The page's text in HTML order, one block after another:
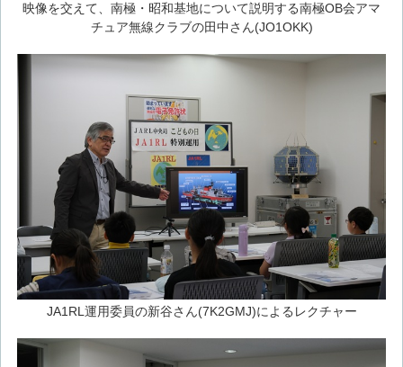
映像を交えて、南極・昭和基地について説明する南極OB会アマ
チュア無線クラブの田中さん(JO1OKK)
JA1RL運用委員の新谷さん(7K2GMJ)によるレクチャー